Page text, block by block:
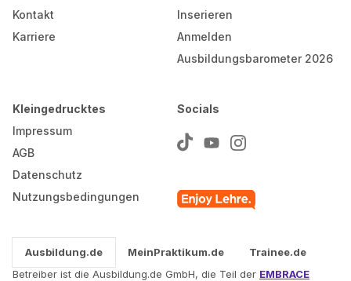
Kontakt
Karriere
Inserieren
Anmelden
Ausbildungsbarometer 2026
Kleingedrucktes
Impressum
AGB
Datenschutz
Nutzungsbedingungen
Socials
Ausbildung.de MeinPraktikum.de
Trainee.de
Betreiber ist die Ausbildung.de GmbH, die Teil der EMBRACE